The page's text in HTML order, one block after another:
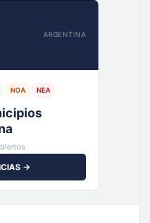
ARGENTINA
NOA NEA
→